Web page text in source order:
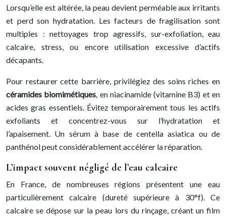
Lorsqu’elle est altérée, la peau devient perméable aux irritants
et perd son hydratation. Les facteurs de fragilisation sont
multiples : nettoyages trop agressifs, sur-exfoliation, eau
calcaire, stress, ou encore utilisation excessive d’actifs
décapants.
Pour restaurer cette barrière, privilégiez des soins riches en
céramides biomimétiques, en niacinamide (vitamine B3) et en
acides gras essentiels. Évitez temporairement tous les actifs
exfoliants et concentrez-vous sur l’hydratation et
l’apaisement. Un sérum à base de centella asiatica ou de
panthénol peut considérablement accélérer la réparation.
L’impact souvent négligé de l’eau calcaire
En France, de nombreuses régions présentent une eau
particulièrement calcaire (dureté supérieure à 30°f). Ce
calcaire se dépose sur la peau lors du rinçage, créant un film